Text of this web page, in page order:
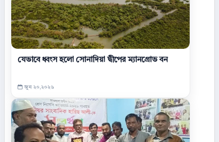
যেভাবে ধ্বংস হলো সোনাদিয়া দ্বীপের ম্যানগ্রোভ বন
জুন ২০,২০২৬